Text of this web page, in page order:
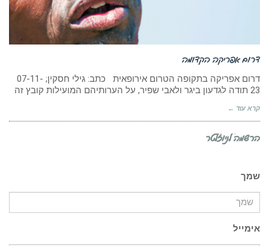
דרום אפריקה הקדומה
דרום אפריקה בתקופה הטרום אירופאית כתב: גילי חסקין; 07-11-
23 תודה לגדעון ביגר ולאבי שפיר, על הערותיהם המועילות קובץ זה
קרא עוד ←
הרשמה לניוזלטר
שמך
אימייל